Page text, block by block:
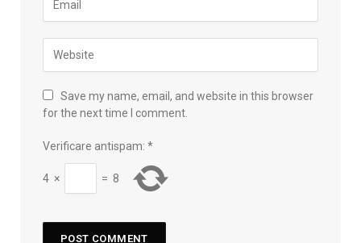
Save my name, email, and website in this browser
for the next time I comment.
Verificare antispam: *
4 × = 8